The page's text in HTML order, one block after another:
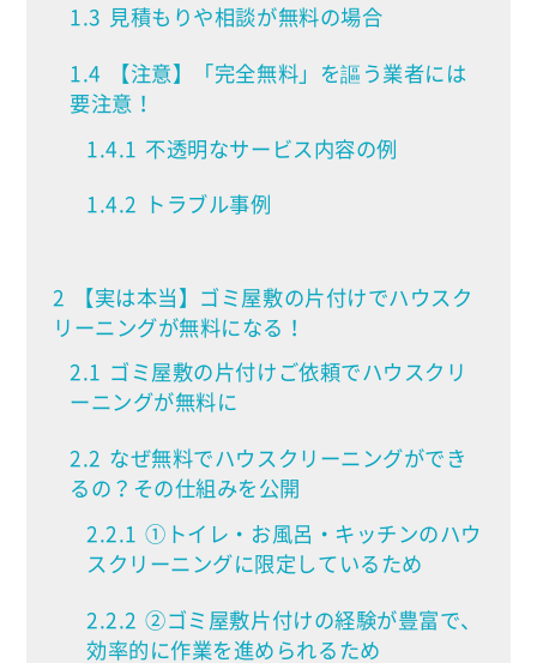
1.3 見積もりや相談が無料の場合
1.4
【注意】「完全無料」を謳う業者には
要注意！
1.4.1 不透明なサービス内容の例
1.4.2 トラブル事例
2
【実は本当】ゴミ屋敷の片付けでハウスク
リーニングが無料になる！
2.1 ゴミ屋敷の片付けご依頼でハウスクリ
ーニングが無料に
2.2 なぜ無料でハウスクリーニングができ
るの？その仕組みを公開
2.2.1 ①トイレ・お風呂・キッチンのハウ
スクリーニングに限定しているため
2.2.2 ②ゴミ屋敷片付けの経験が豊富で、
効率的に作業を進められるため